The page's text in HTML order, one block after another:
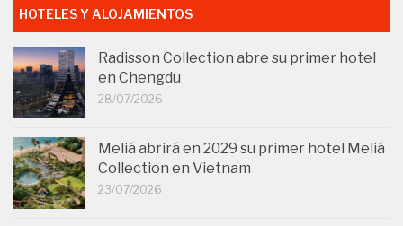
HOTELES Y ALOJAMIENTOS
Radisson Collection abre su primer hotel
en Chengdu
28/07/2026
Meliá abrirá en 2029 su primer hotel Meliá
Collection en Vietnam
23/07/2026